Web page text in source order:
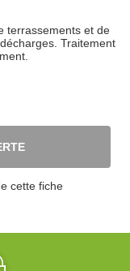
terrassements et de
Traitement
cette fiche